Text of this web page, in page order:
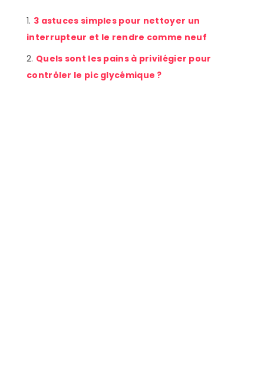
3 astuces simples pour nettoyer un
interrupteur et le rendre comme neuf
Quels sont les pains à privilégier pour
contrôler le pic glycémique ?